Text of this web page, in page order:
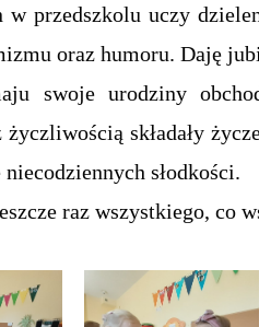
przedszkolu uczy
oraz humoru. Daję
swoje urodziny
życzliwością składały
słodkości.
raz wszystkiego, co